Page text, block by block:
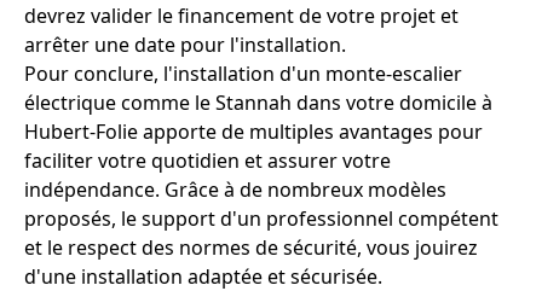
devrez valider le financement de votre projet et
arrêter une date pour l'installation.
Pour conclure, l'installation d'un monte-escalier
électrique comme le Stannah dans votre domicile à
Hubert-Folie apporte de multiples avantages pour
faciliter votre quotidien et assurer votre
indépendance. Grâce à de nombreux modèles
proposés, le support d'un professionnel compétent
et le respect des normes de sécurité, vous jouirez
d'une installation adaptée et sécurisée.